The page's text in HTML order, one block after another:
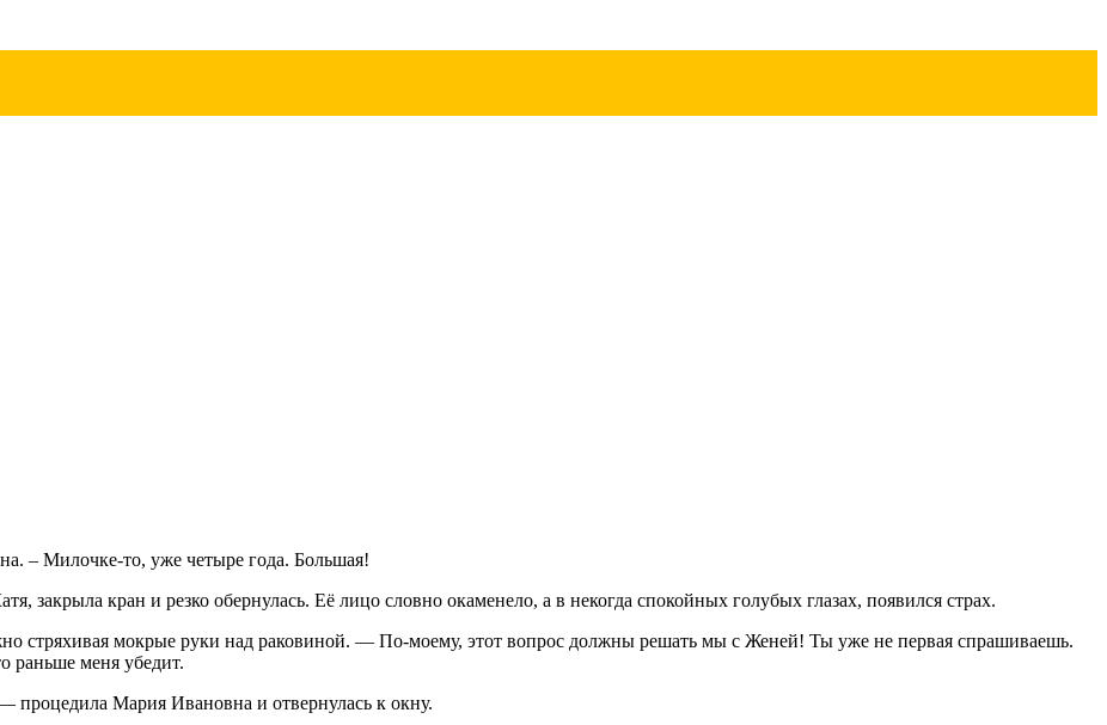
– Милочке-то, уже четыре года. Большая!
закрыла кран и резко обернулась. Её лицо словно окаменело, а в некогда спокойных голубых глазах, появился страх.
стряхивая мокрые руки над раковиной. — По-моему, этот вопрос должны решать мы с Женей! Ты уже не первая спрашиваешь.
раньше меня убедит.
Мария Ивановна и отвернулась к окну.